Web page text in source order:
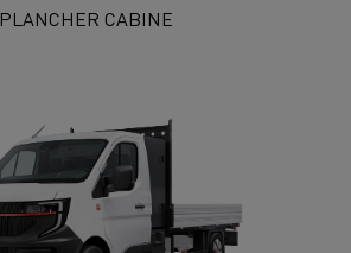
PLANCHER CABINE